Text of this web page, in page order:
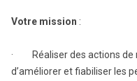
Votre mission :
· Réaliser des actions de
d’améliorer et fiabiliser les